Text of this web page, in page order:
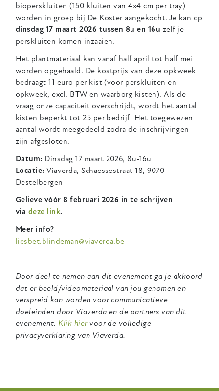
bioperskluiten (150 kluiten van 4x4 cm per tray)
worden in groep bij De Koster aangekocht. Je kan op
dinsdag 17 maart 2026 tussen 8u en 16u zelf je
perskluiten komen inzaaien.
Het plantmateriaal kan vanaf half april tot half mei
worden opgehaald. De kostprijs van deze opkweek
bedraagt 11 euro per kist (voor perskluiten en
opkweek, excl. BTW en waarborg kisten). Als de
vraag onze capaciteit overschrijdt, wordt het aantal
kisten beperkt tot 25 per bedrijf. Het toegewezen
aantal wordt meegedeeld zodra de inschrijvingen
zijn afgesloten.
Datum: Dinsdag 17 maart 2026, 8u-16u
Locatie:Viaverda, Schaessestraat 18, 9070
Destelbergen
Gelieve vóór 8 februari 2026 in te schrijven
via deze link.
Meer info?
liesbet.blindeman@viaverda.be
Door deel te nemen aan dit evenement ga je akkoord
dat er beeld/videomateriaal van jou genomen en
verspreid kan worden voor communicatieve
doeleinden door Viaverda en de partners van dit
evenement. Klik hiervoor de volledige
privacyverklaring van Viaverda.